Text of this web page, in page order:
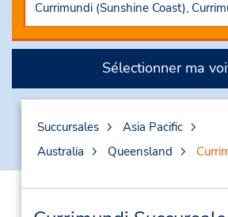
Sélectionner ma
Succursales
Asia Pacific
Australia
Queensland